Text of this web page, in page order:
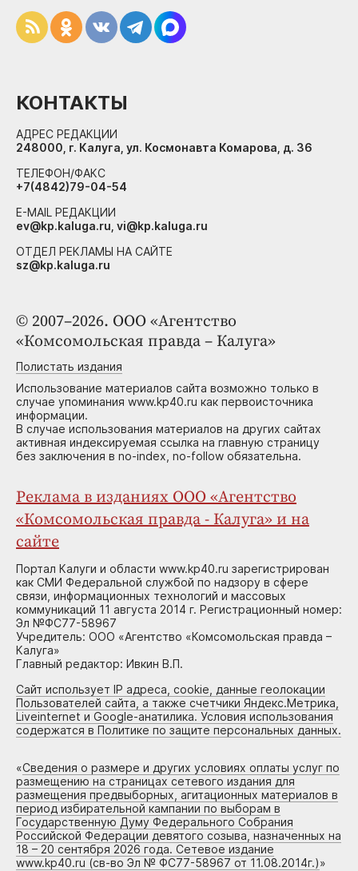
© 2007–2026. ООО «Агентство
«Комсомольская правда – Калуга»
Полистать издания
Использование материалов сайта возможно только в
случае упоминания www.kp40.ru как первоисточника
информации.
В случае использования материалов на других сайтах
активная индексируемая ссылка на главную страницу
без заключения в no-index, no-follow обязательна.
Реклама в изданиях ООО «Агентство
«Комсомольская правда - Калуга» и на
сайте
Портал Калуги и области www.kp40.ru зарегистрирован
как СМИ Федеральной службой по надзору в сфере
связи, информационных технологий и массовых
коммуникаций 11 августа 2014 г. Регистрационный номер:
Эл №ФС77-58967
Учредитель: ООО «Агентство «Комсомольская правда –
Калуга»
Главный редактор: Ивкин В.П.
Сайт использует IP адреса, cookie, данные геолокации
Пользователей сайта, а также счетчики Яндекс.Метрика,
Liveinternet и Google-анатилика. Условия использования
содержатся в Политике по защите персональных данных.
«Сведения о размере и других условиях оплаты услуг по
размещению на страницах сетевого издания для
размещения предвыборных, агитационных материалов в
период избирательной кампании по выборам в
Государственную Думу Федерального Собрания
Российской Федерации девятого созыва, назначенных на
18 – 20 сентября 2026 года. Сетевое издание
www.kp40.ru (св-во Эл № ФС77-58967 от 11.08.2014г.)»
КОНТАКТЫ
АДРЕС РЕДАКЦИИ
248000, г. Калуга, ул. Космонавта Комарова, д. 36
ТЕЛЕФОН/ФАКС
+7(4842)79-04-54
E-MAIL РЕДАКЦИИ
ev@kp.kaluga.ru, vi@kp.kaluga.ru
ОТДЕЛ РЕКЛАМЫ НА САЙТЕ
sz@kp.kaluga.ru